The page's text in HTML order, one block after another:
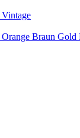
Vintage
Orange Braun Gold